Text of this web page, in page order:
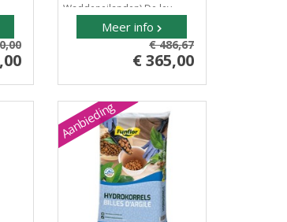
Waddeneilanden) De lev..
Meer info
€ 486,67
€ 365,00
Aanbieding